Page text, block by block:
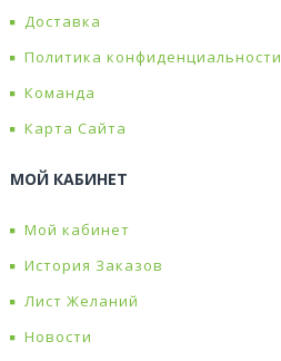
Доставка
Политика конфиденциальности
Команда
Карта Сайта
МОЙ КАБИНЕТ
Мой кабинет
История Заказов
Лист Желаний
Новости